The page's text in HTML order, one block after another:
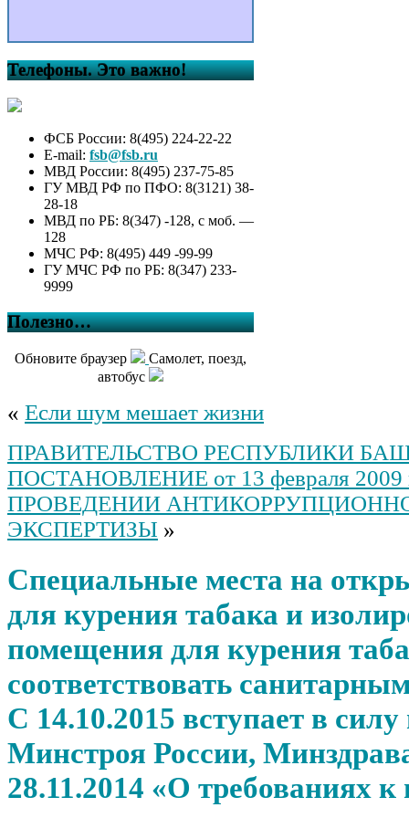
Интернет на официальном
сайте Администрации
муниципального района
Буздякский район и
предоставления этих
сведений для опубликования
средствам массовой
информации в порядке,
определяемом
муниципальными правовыми
актами, принятыми в
соответствии с
нормативными правовыми
актами Российской
Федерации»»
Решение “О внесении
изменений в решение Совета
сельского поселения
муниципального района
Буздякский район Республики
Башкортостан от 12.09.2022 №
143 «Об утверждении
Положения о муниципальном
контроле в сфере
благоустройства на
территории сельского
поселения»
постановления
Администрации сельского
поселения Килимовский
сельсовет №9 от 16 марта
Административных
муниципальной услуги “
Постановление “Об
утверждении муниципальной
программы сельского
поселения Килимовский
сельсовет муниципального
района Буздякский район
Республики Башкортостан
Телефоны. Это важно!
ФСБ России: 8(495) 224-22-22
E-mail: fsb@fsb.ru
МВД России: 8(495) 237-75-85
ГУ МВД РФ по ПФО: 8(3121) 38-
28-18
МВД по РБ: 8(347) -128, с моб. —
128
МЧС РФ: 8(495) 449 -99-99
ГУ МЧС РФ по РБ: 8(347) 233-
9999
Полезно…
Обновите браузер
Самолет, поезд,
автобус
« Если шум мешает жизни
ПРАВИТЕЛЬСТВО РЕСПУБЛИКИ
ПОСТАНОВЛЕНИЕ от 13 февраля 2009
ПРОВЕДЕНИИ
ЭКСПЕРТИЗЫ »
Специальные места на
для курения табака и
помещения для курения
соответствовать
С 14.10.2015 вступает в силу
Минстроя России,
28.11.2014 «О требованиях